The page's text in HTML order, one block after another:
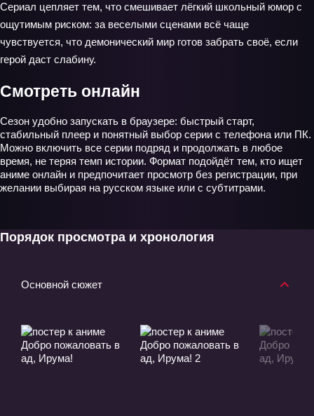
Сериал цепляет тем, что смешивает лёгкий школьный юмор с
ощутимым риском: за веселыми сценами всё чаще
чувствуется, что демонический мир готов забрать своё, если
герой даст слабину.
Смотреть онлайн
Сезон удобно запускать в браузере: быстрый старт,
стабильный плеер и понятный выбор серии с телефона или ПК.
Можно включить все серии подряд и продолжать в любое
время, не теряя темп истории. Формат подойдёт тем, кто ищет
аниме онлайн и предпочитает просмотр без регистрации, при
желании выбирая на русском языке или с субтитрами.
Порядок просмотра и хронология
Основной сюжет